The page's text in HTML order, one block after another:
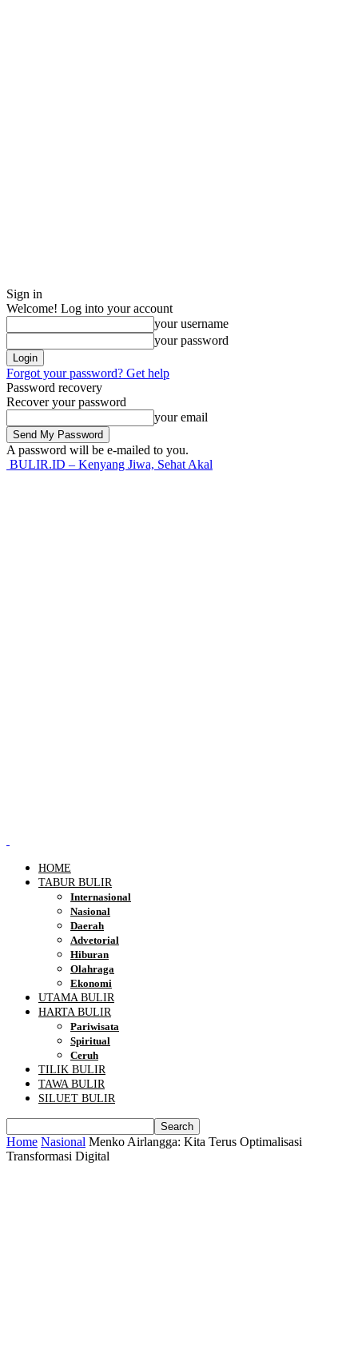
Sign in
Welcome! Log into your account
your username
your password
Forgot your password? Get help
Password recovery
Recover your password
your email
A password will be e-mailed to you.
BULIR.ID – Kenyang Jiwa, Sehat Akal
HOME
TABUR BULIR
Internasional
Nasional
Daerah
Advetorial
Hiburan
Olahraga
Ekonomi
UTAMA BULIR
HARTA BULIR
Pariwisata
Spiritual
Ceruh
TILIK BULIR
TAWA BULIR
SILUET BULIR
Home Nasional Menko Airlangga: Kita Terus Optimalisasi
Transformasi Digital